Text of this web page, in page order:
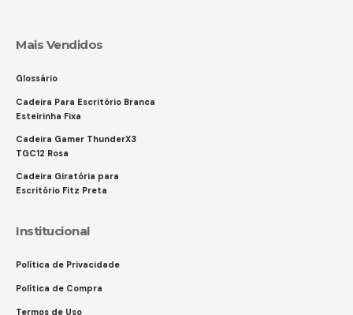
Mais Vendidos
Glossário
Cadeira Para Escritório Branca
Esteirinha Fixa
Cadeira Gamer ThunderX3
TGC12 Rosa
Cadeira Giratória para
Escritório Fitz Preta
Institucional
Política de Privacidade
Política de Compra
Termos de Uso